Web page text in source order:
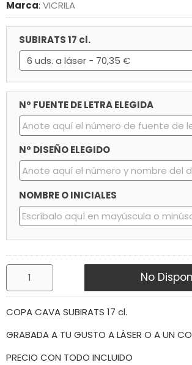
Marca: VICRILA
SUBIRATS 17 cl.
Nº FUENTE DE LETRA ELEGIDA
Nº DISEÑO ELEGIDO
NOMBRE O INICIALES
No
COPA CAVA SUBIRATS 17 cl.
GRABADA A TU GUSTO A LÁSER O A UN
PRECIO CON TODO INCLUIDO